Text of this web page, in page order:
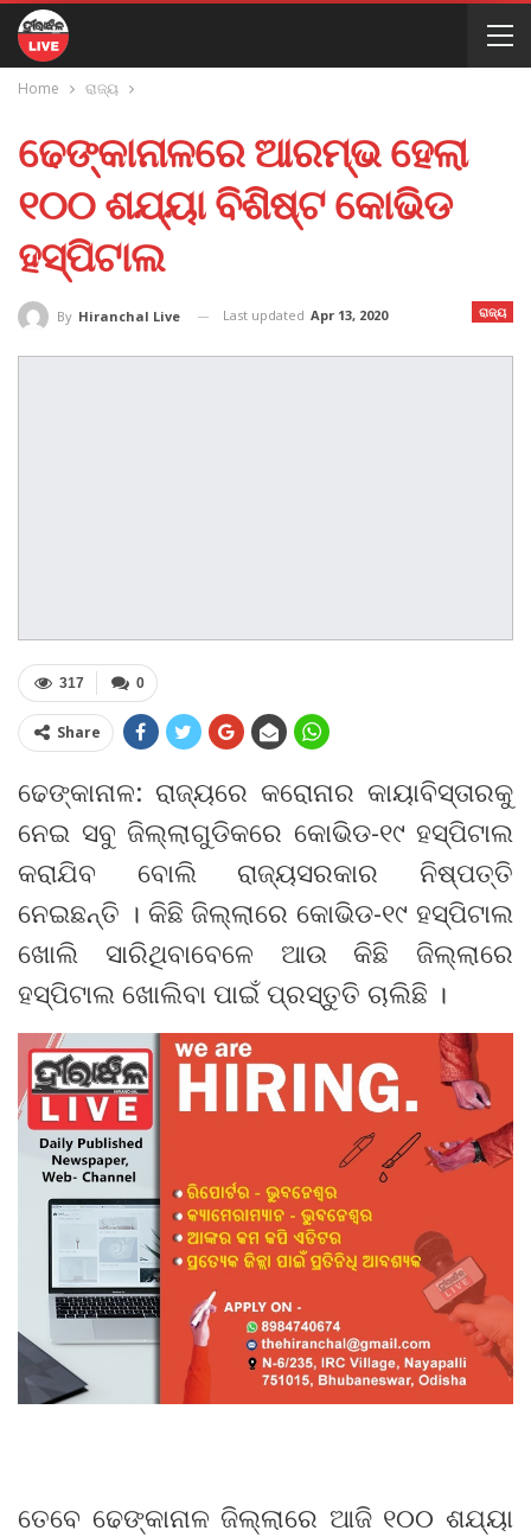
Home ରାଜ୍ୟ
ଢେଙ୍କାନାଳରେ ଆରମ୍ଭ ହେଲା
୧୦୦ ଶଯ୍ୟା ବିଶିଷ୍ଟ କୋଭିଡ
ହସ୍ପିଟାଲ
ରାଜ୍ୟ
By Hiranchal Live Last updated Apr 13, 2020
0
317
Share
ଢେଙ୍କାନାଳ: ରାଜ୍ୟରେ କରୋନାର କାୟାବିସ୍ତାରକୁ
ନେଇ ସବୁ ଜିଲ୍ଲାଗୁଡିକରେ କୋଭିଡ-୧୯ ହସ୍ପିଟାଲ
କରାଯିବ ବୋଲି ରାଜ୍ୟସରକାର ନିଷ୍ପତ୍ତି
ନେଇଛନ୍ତି । କିଛି ଜିଲ୍ଲାରେ କୋଭିଡ-୧୯ ହସ୍ପିଟାଲ
ଖୋଲି ସାରିଥିବାବେଳେ ଆଉ କିଛି ଜିଲ୍ଲାରେ
ହସ୍ପିଟାଲ ଖୋଲିବା ପାଇଁ ପ୍ରସ୍ତୁତି ଚାଲିଛି ।
ତେବେ ଢେଙ୍କାନାଳ ଜିଲ୍ଲାରେ ଆଜି ୧୦୦ ଶଯ୍ୟା